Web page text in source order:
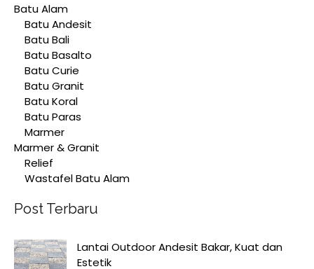
Batu Alam
Batu Andesit
Batu Bali
Batu Basalto
Batu Curie
Batu Granit
Batu Koral
Batu Paras
Marmer
Marmer & Granit
Relief
Wastafel Batu Alam
Post Terbaru
Lantai Outdoor Andesit Bakar, Kuat dan
Estetik